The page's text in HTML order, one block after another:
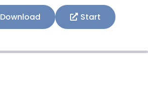
Download Start